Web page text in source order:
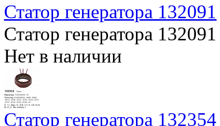
Статор генератора 132091
Статор генератора 132091
Нет в наличии
Статор генератора 132354